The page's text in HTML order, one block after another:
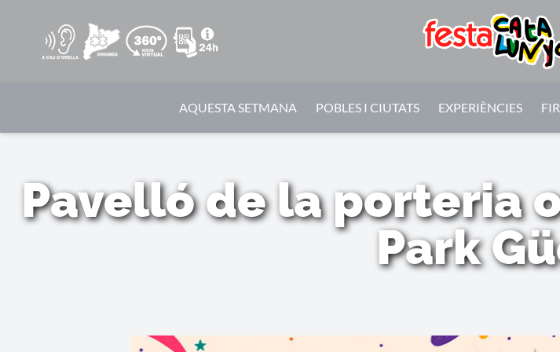
AQUESTA SETMANA POBLES I CIUTATS EXPERIÈNCIES
Pavelló de la porteria
Park